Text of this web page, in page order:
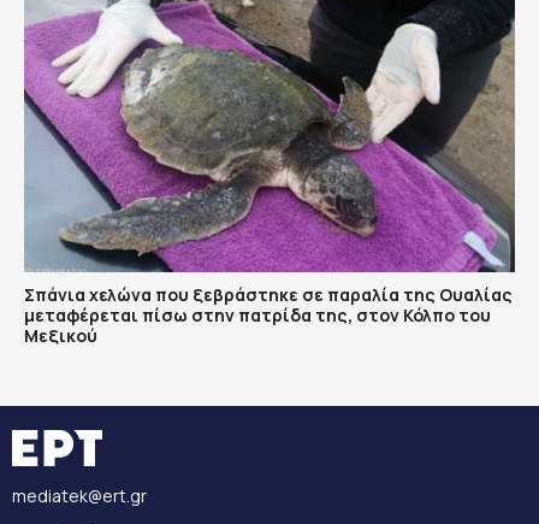
Σπάνια χελώνα που ξεβράστηκε σε παραλία της Ουαλίας
μεταφέρεται πίσω στην πατρίδα της, στον Κόλπο του
Μεξικού
mediatek@ert.gr